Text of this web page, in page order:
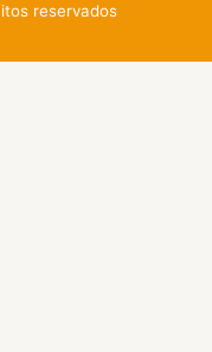
reservados